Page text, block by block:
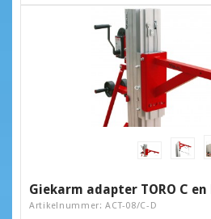
Giekarm adapter TORO C
Artikelnummer: ACT-08/C-D